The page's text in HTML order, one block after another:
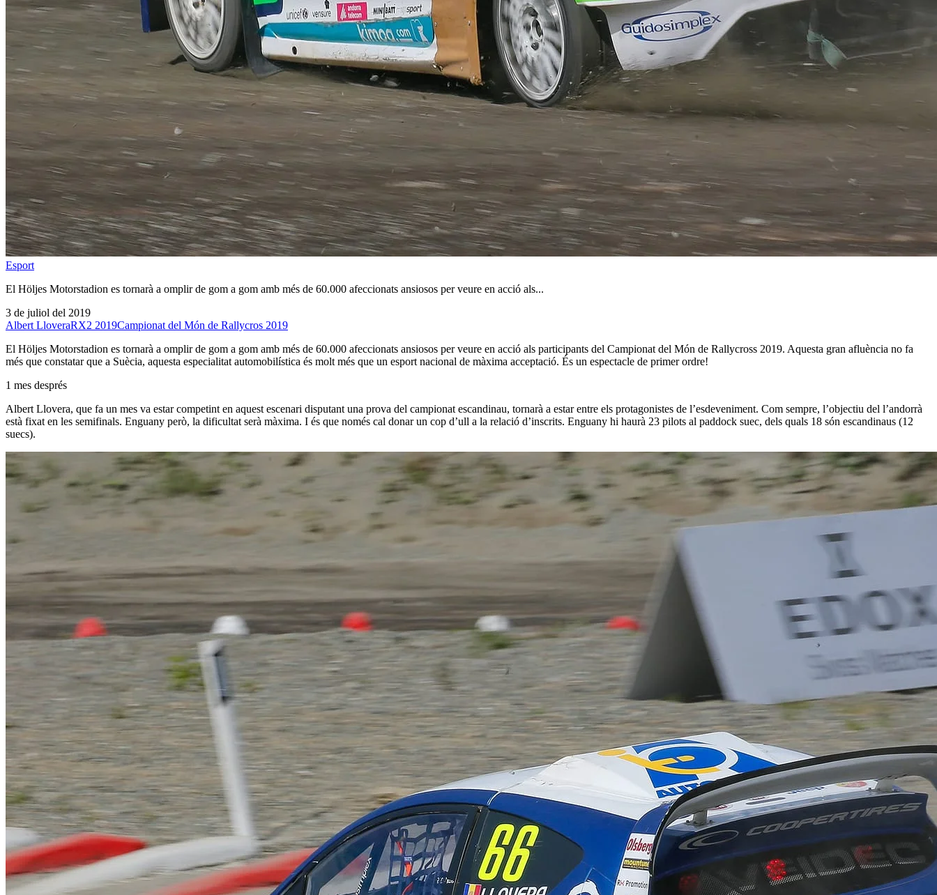
Esport
El Höljes Motorstadion es tornarà a omplir de gom a gom amb més de 60.000 afeccionats ansiosos per veure en acció als...
3 de juliol del 2019
Albert LloveraRX2 2019Campionat del Món de Rallycros 2019
El Höljes Motorstadion es tornarà a omplir de gom a gom amb més de 60.000 afeccionats ansiosos per veure en acció als participants del Campionat del Món de Rallycross 2019. Aquesta gran afluència no fa
més que constatar que a Suècia, aquesta especialitat automobilística és molt més que un esport nacional de màxima acceptació. És un espectacle de primer ordre!
1 mes després
Albert Llovera, que fa un mes va estar competint en aquest escenari disputant una prova del campionat escandinau, tornarà a estar entre els protagonistes de l’esdeveniment. Com sempre, l’objectiu del l’andorrà
està fixat en les semifinals. Enguany però, la dificultat serà màxima. I és que només cal donar un cop d’ull a la relació d’inscrits. Enguany hi haurà 23 pilots al paddock suec, dels quals 18 són escandinaus (12
suecs).